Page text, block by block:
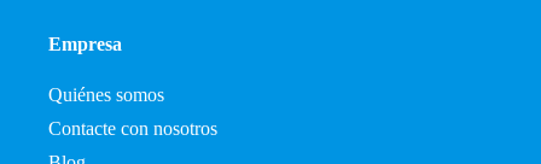
Empresa
Quiénes somos
Contacte con nosotros